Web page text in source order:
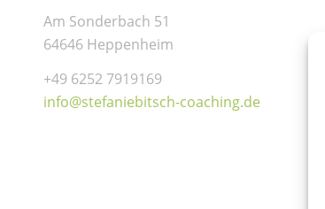
Am Sonderbach 51
64646 Heppenheim
+49 6252 7919169
info@stefaniebitsch-coaching.de